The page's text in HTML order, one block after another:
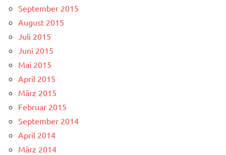
September 2015
August 2015
Juli 2015
Juni 2015
Mai 2015
April 2015
März 2015
Februar 2015
September 2014
April 2014
März 2014